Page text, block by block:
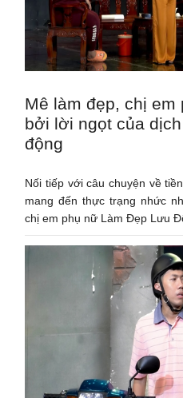
Mê làm đẹp, chị
bởi lời ngọt của
động
Nối tiếp với câu chuyện về
mang đến thực trạng nhức
chị em phụ nữ Làm Đẹp Lưu